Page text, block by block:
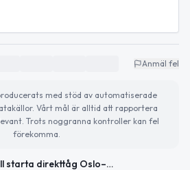
Anmäl fel
med stöd av automatiserade
Vårt mål är alltid att rapportera
Trots noggranna kontroller kan fel
förekomma.
Vy vill starta direkttåg Oslo–Berlin med stopp i Malmö och Göteborg